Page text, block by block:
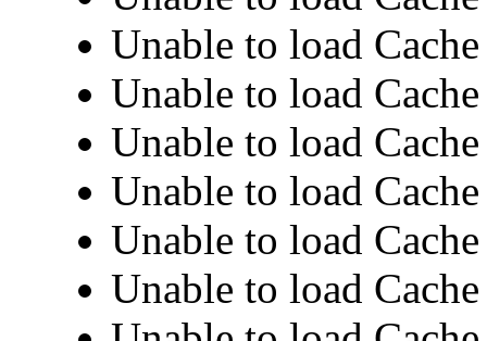
Unable to load
Unable to load
Unable to load
Unable to load
Unable to load
Unable to load